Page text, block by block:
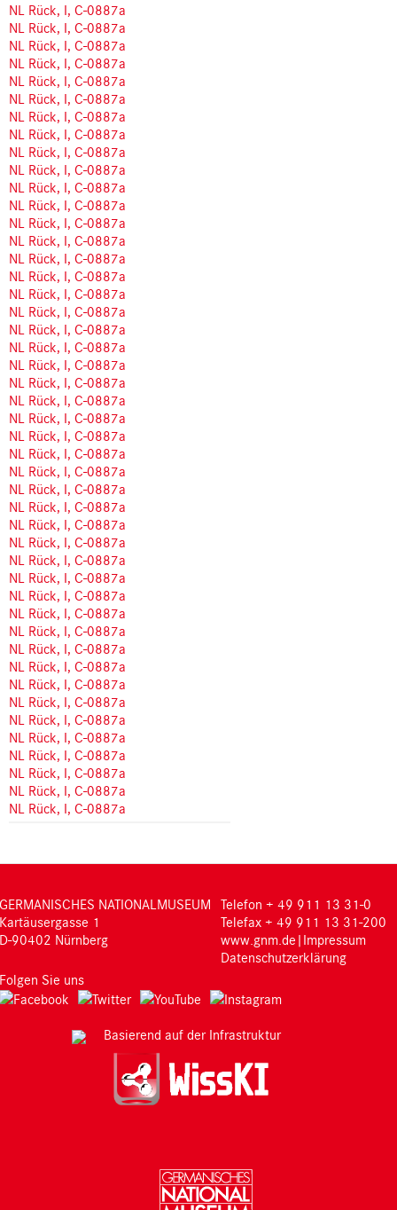
NL Rück, I, C-0887a
NL Rück, I, C-0887a
NL Rück, I, C-0887a
NL Rück, I, C-0887a
NL Rück, I, C-0887a
NL Rück, I, C-0887a
NL Rück, I, C-0887a
NL Rück, I, C-0887a
NL Rück, I, C-0887a
NL Rück, I, C-0887a
NL Rück, I, C-0887a
NL Rück, I, C-0887a
NL Rück, I, C-0887a
NL Rück, I, C-0887a
NL Rück, I, C-0887a
NL Rück, I, C-0887a
NL Rück, I, C-0887a
NL Rück, I, C-0887a
NL Rück, I, C-0887a
NL Rück, I, C-0887a
NL Rück, I, C-0887a
NL Rück, I, C-0887a
NL Rück, I, C-0887a
NL Rück, I, C-0887a
NL Rück, I, C-0887a
NL Rück, I, C-0887a
NL Rück, I, C-0887a
NL Rück, I, C-0887a
NL Rück, I, C-0887a
NL Rück, I, C-0887a
NL Rück, I, C-0887a
NL Rück, I, C-0887a
NL Rück, I, C-0887a
NL Rück, I, C-0887a
NL Rück, I, C-0887a
NL Rück, I, C-0887a
NL Rück, I, C-0887a
NL Rück, I, C-0887a
NL Rück, I, C-0887a
NL Rück, I, C-0887a
NL Rück, I, C-0887a
NL Rück, I, C-0887a
NL Rück, I, C-0887a
NL Rück, I, C-0887a
NL Rück, I, C-0887a
NL Rück, I, C-0887a
GERMANISCHES NATIONALMUSEUM
Kartäusergasse 1
D-90402 Nürnberg
Telefon + 49 911 13 31-0
Telefax + 49 911 13 31-200
www.gnm.de | Impressum
Datenschutzerklärung
Folgen Sie uns
Basierend auf der Infrastruktur